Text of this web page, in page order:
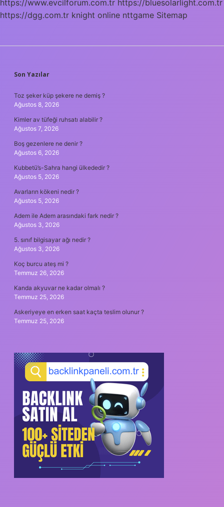
https://www.evcilforum.com.tr https://bluesolarlight.com.tr
https://dgg.com.tr knight online nttgame Sitemap
SIDEBAR
Son Yazılar
Toz şeker küp şekere ne demiş ?
Ağustos 8, 2026
Kimler av tüfeği ruhsatı alabilir ?
Ağustos 7, 2026
Boş gezenlere ne denir ?
Ağustos 6, 2026
Kubbetü’s-Sahra hangi ülkededir ?
Ağustos 5, 2026
Avarların kökeni nedir ?
Ağustos 5, 2026
Adem ile Adem arasındaki fark nedir ?
Ağustos 3, 2026
5. sınıf bilgisayar ağı nedir ?
Ağustos 3, 2026
Koç burcu ateş mi ?
Temmuz 26, 2026
Kanda akyuvar ne kadar olmalı ?
Temmuz 25, 2026
Askeriyeye en erken saat kaçta teslim olunur ?
Temmuz 25, 2026